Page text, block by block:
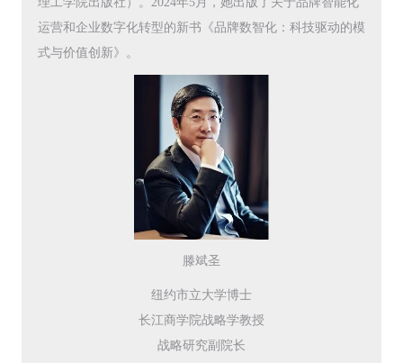
运营和企业数字化转型的新书《品牌数智化：科技驱动的模
式与价值创新》。
滕斌圣
纽约市立大学博士
长江商学院战略学教授
战略研究副院长